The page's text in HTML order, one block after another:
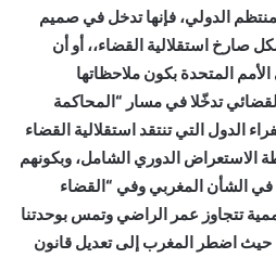
الدولي، فإنها تدخل في صميم
صارخ استقلالية القضاء،، أو أن
المتحدة بكون ملاحظاتها
تدخّلا في مسار “المحاكمة
الدول التي تنتقد استقلالية القضاء
الاستعراض الدوري الشامل، وبكونهم
الشأن المغربي وفي “القضاء
تتجاوز عمر الراضي وتمس بوحدتنا
حيث اضطر المغرب إلى تعديل قانون